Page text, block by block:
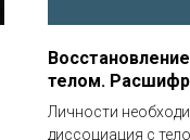
телом.
Личности
диссоциация с